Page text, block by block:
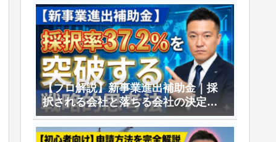
【プロ解説】新事業進出補助金｜採
択される会社と落ちる会社の決定的
差